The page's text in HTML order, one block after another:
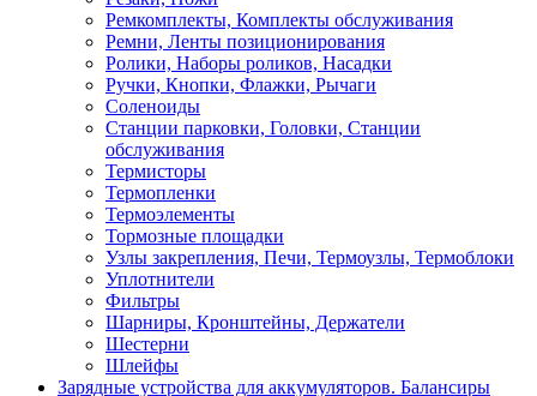
Ремкомплекты, Комплекты обслуживания
Ремни, Ленты позиционирования
Ролики, Наборы роликов, Насадки
Ручки, Кнопки, Флажки, Рычаги
Соленоиды
Станции парковки, Головки, Станции
обслуживания
Термисторы
Термопленки
Термоэлементы
Тормозные площадки
Узлы закрепления, Печи, Термоузлы, Термоблоки
Уплотнители
Фильтры
Шарниры, Кронштейны, Держатели
Шестерни
Шлейфы
Зарядные устройства для аккумуляторов. Балансиры